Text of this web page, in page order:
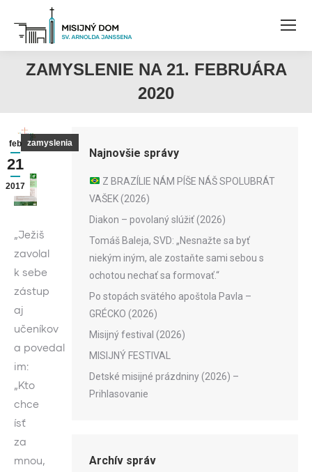
ZAMYSLENIE NA 21. FEBRUÁRA
2020
feb
21
2017
zamyslenia
„Ježiš
zavolal
k sebe
zástup
aj
učeníkov
a povedal
im:
„Kto
chce
ísť
za
mnou,
Najnovšie správy
Z BRAZÍLIE NÁM PÍŠE NÁŠ SPOLUBRÁT
VAŠEK (2026)
Diakon – povolaný slúžiť (2026)
Tomáš Baleja, SVD: „Nesnažte sa byť
niekým iným, ale zostaňte sami sebou s
ochotou nechať sa formovať.“
Po stopách svätého apoštola Pavla –
GRÉCKO (2026)
Misijný festival (2026)
MISIJNÝ FESTIVAL
Detské misijné prázdniny (2026) –
Prihlasovanie
Archív správ